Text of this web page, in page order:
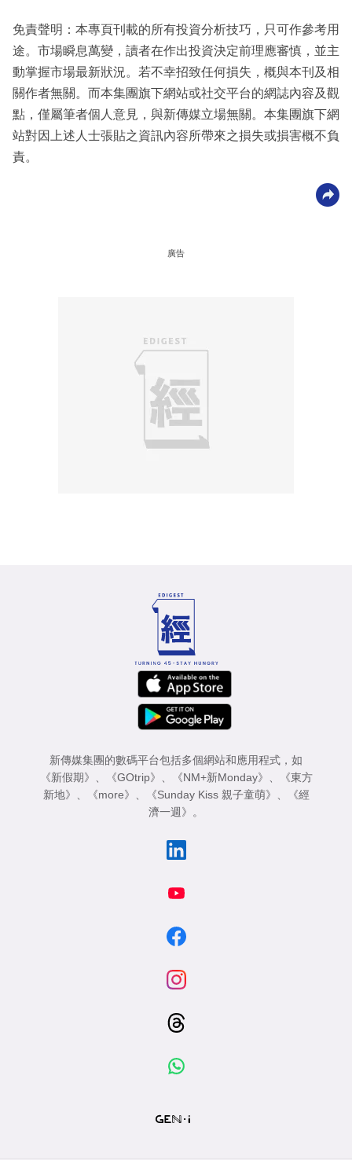
免責聲明：本專頁刊載的所有投資分析技巧，只可作參考用
途。市場瞬息萬變，讀者在作出投資決定前理應審慎，並主
動掌握市場最新狀況。若不幸招致任何損失，概與本刊及相
關作者無關。而本集團旗下網站或社交平台的網誌內容及觀
點，僅屬筆者個人意見，與新傳媒立場無關。本集團旗下網
站對因上述人士張貼之資訊內容所帶來之損失或損害概不負
責。
廣告
新傳媒集團的數碼平台包括多個網站和應用程式，如
《新假期》
《GOtrip》 《NM+新Monday》
《東方
新地》
《more》 《Sunday Kiss 親子童萌》
《經
濟一週》
。